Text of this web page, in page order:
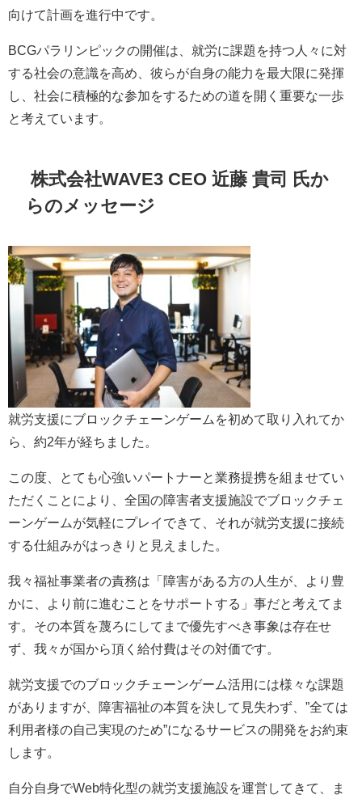
向けて計画を進行中です。
BCGパラリンピックの開催は、就労に課題を持つ人々に対
する社会の意識を高め、彼らが自身の能力を最大限に発揮
し、社会に積極的な参加をするための道を開く重要な一歩
と考えています。
株式会社WAVE3 CEO 近藤 貴司 氏か
らのメッセージ
就労支援にブロックチェーンゲームを初めて取り入れてか
ら、約2年が経ちました。
この度、とても心強いパートナーと業務提携を組ませてい
ただくことにより、全国の障害者支援施設でブロックチェ
ーンゲームが気軽にプレイできて、それが就労支援に接続
する仕組みがはっきりと見えました。
我々福祉事業者の責務は「障害がある方の人生が、より豊
かに、より前に進むことをサポートする」事だと考えてま
す。その本質を蔑ろにしてまで優先すべき事象は存在せ
ず、我々が国から頂く給付費はその対価です。
就労支援でのブロックチェーンゲーム活用には様々な課題
がありますが、障害福祉の本質を決して見失わず、”全ては
利用者様の自己実現のため”になるサービスの開発をお約束
します。
自分自身でWeb特化型の就労支援施設を運営してきて、ま